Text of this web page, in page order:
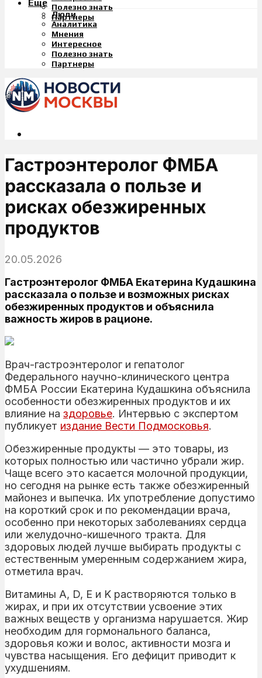
Полезно знать
Партнеры
Еще
Люди
Аналитика
Мнения
Интересное
Полезно знать
Партнеры
Гастроэнтеролог ФМБА
рассказала о пользе и
рисках обезжиренных
продуктов
20.05.2026
Гастроэнтеролог ФМБА Екатерина Кудашкина
рассказала о пользе и возможных рисках
обезжиренных продуктов и объяснила
важность жиров в рационе.
Врач-гастроэнтеролог и гепатолог
Федерального научно-клинического центра
ФМБА России Екатерина Кудашкина объяснила
особенности обезжиренных продуктов и их
влияние на здоровье. Интервью с экспертом
публикует издание Вести Подмосковья.
Обезжиренные продукты — это товары, из
которых полностью или частично убрали жир.
Чаще всего это касается молочной продукции,
но сегодня на рынке есть также обезжиренный
майонез и выпечка. Их употребление допустимо
на короткий срок и по рекомендации врача,
особенно при некоторых заболеваниях сердца
или желудочно-кишечного тракта. Для
здоровых людей лучше выбирать продукты с
естественным умеренным содержанием жира,
отметила врач.
Витамины A, D, E и K растворяются только в
жирах, и при их отсутствии усвоение этих
важных веществ у организма нарушается. Жир
необходим для гормонального баланса,
здоровья кожи и волос, активности мозга и
чувства насыщения. Его дефицит приводит к
ухудшениям.